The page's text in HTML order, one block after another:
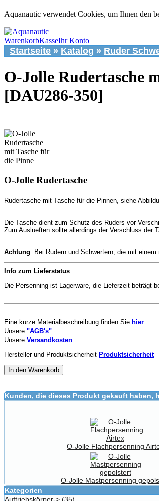
Aquanautic verwendet Cookies, um Ihnen den
WarenkorbKasseIhr Konto
Startseite » Katalog » Ruder
O-Jolle Rudertasche
[DAU286-350]
O-Jolle Rudertasche
Rudertasche mit Tasche für die Pinnen, siehe
Die Tasche dient zum Schutz des Ruders vor
Zum Auslueften sollte allerdings der Verschluss der
Achtung: Bei Rudern und Schwertern, die mit
Info zum Lieferstatus
Die Persenning ist Lagerware, die Lieferzeit beträgt
Eine kurze Materialbeschreibung finden Sie hier
Unsere "AGB's"
Unsere Versandkosten
Hersteller und Produktsicherheit Produktsicherheit
In den Warenkorb
Kunden, die dieses Produkt gekauft haben,
O-Jolle Flachpersenning
O-Jolle Mastpersenning
Kategorien
Auftriebskörper-> (35)